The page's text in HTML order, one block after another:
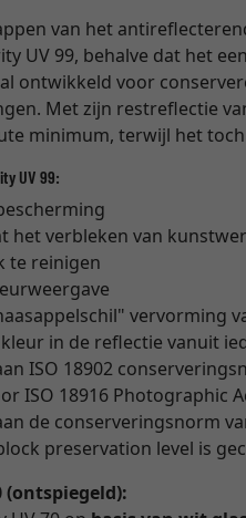
van het
UV 99, behalve dat het een
ontwikkeld voor
Met zijn restreflectie
minimum, terwijl het
UV 99:
het verbleken van
te reinigen
vervorming
in de reflectie vanuit
ISO 18902
ISO 18916 Photographic
de conserveringsnorm
preservation level is
(ontspiegeld):